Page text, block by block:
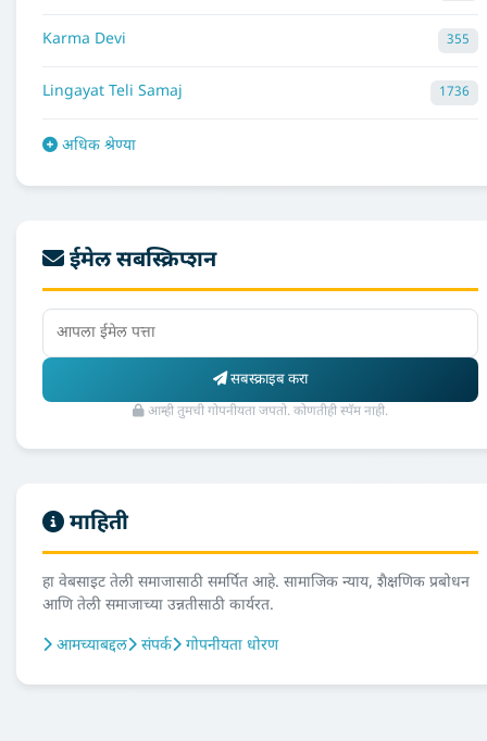
Karma Devi 355
Lingayat Teli Samaj 1736
अधिक श्रेण्या
ईमेल सबस्क्रिप्शन
सबस्क्राइब करा
आम्ही तुमची गोपनीयता जपतो. कोणतीही स्पॅम नाही.
माहिती
हा वेबसाइट तेली समाजासाठी समर्पित आहे. सामाजिक न्याय, शैक्षणिक प्रबोधन
आणि तेली समाजाच्या उन्नतीसाठी कार्यरत.
आमच्याबद्दल
संपर्क गोपनीयता धोरण